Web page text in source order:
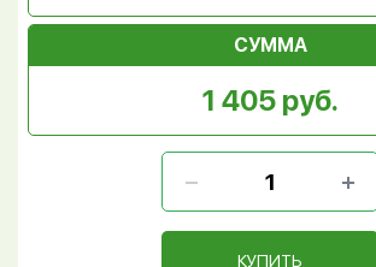
СУММА
1 405 руб.
КУПИТЬ